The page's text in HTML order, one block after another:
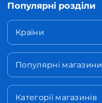
Популярні розділи
Країни
Популярні магазини
Категорії магазинів